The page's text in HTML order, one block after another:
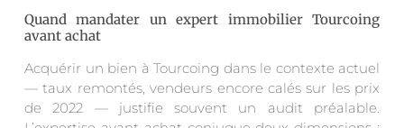
Quand mandater un expert immobilier Tourcoing
avant achat
Acquérir un bien à Tourcoing dans le contexte actuel
— taux remontés, vendeurs encore calés sur les prix
de 2022 — justifie souvent un audit préalable.